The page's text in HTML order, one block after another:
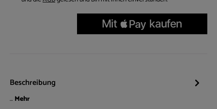
Beschreibung
… Mehr